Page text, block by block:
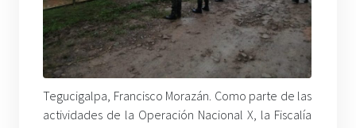
Tegucigalpa, Francisco Morazán. Como parte de las
actividades de la Operación Nacional X, la Fiscalía